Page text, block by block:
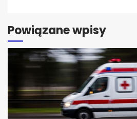
Powiązane wpisy